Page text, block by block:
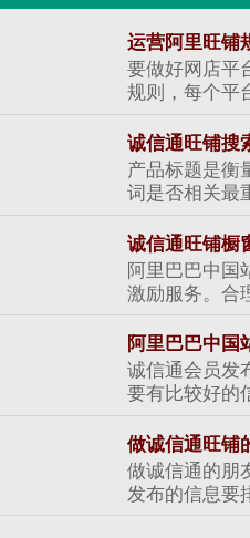
运营阿里旺铺
要做好网店平
规则，每个平
诚信通旺铺搜
产品标题是衡
词是否相关最
诚信通旺铺橱
阿里巴巴中国
激励服务。合
阿里巴巴中国
诚信通会员发
要有比较好的
做诚信通旺铺
做诚信通的朋
发布的信息要